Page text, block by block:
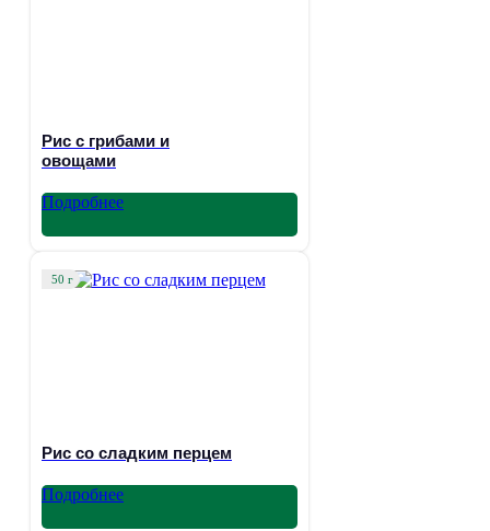
Рис с грибами и
овощами
Подробнее
50 г
Рис со сладким перцем
Подробнее